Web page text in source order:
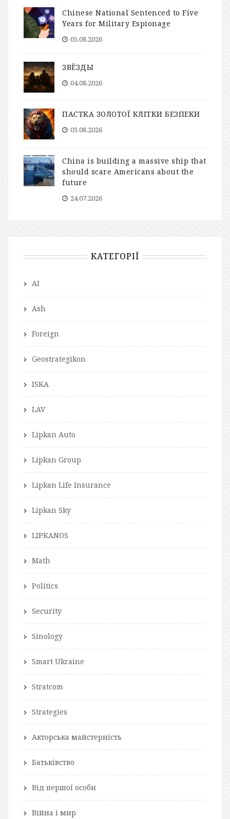
Chinese National Sentenced to Five
Years for Military Espionage
05.08.2026
ЗВЁЗДЫ
04.08.2026
ПАСТКА ЗОЛОТОЇ КЛІТКИ БЕЗПЕКИ
03.08.2026
China is building a massive ship that
should scare Americans about the
future
24.07.2026
КАТЕГОРІЇ
AI
Ash
Foreign
Geostrategikon
ISKA
LAV
Lipkan Auto
Lipkan Group
Lipkan Life Insurance
Lipkan Sky
LIPKANOS
Math
Politics
Security
Sinology
Smart Ukraine
Stratcom
Strategies
Акторська майстерність
Батьківство
Від першої особи
Війна і мир